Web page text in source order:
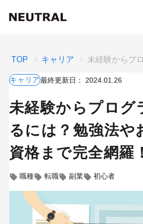
TOP キャリア 未経験からプ
キャリア最終更新日： 2024.01.26
未経験からプログ
るには？勉強法や
資格まで完全網羅！
職種 転職 副業 初心者